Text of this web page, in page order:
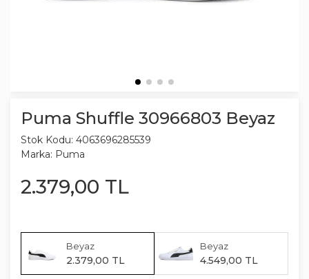
Puma Shuffle 30966803 Beyaz
Stok Kodu: 4063696285539
Marka: Puma
2.379,00 TL
Beyaz
2.379,00 TL
Beyaz
4.549,00 TL